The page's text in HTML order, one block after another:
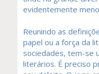
evidentemente
Reunindo as
papel ou a força da
sociedades, tem-se
literários. É preciso